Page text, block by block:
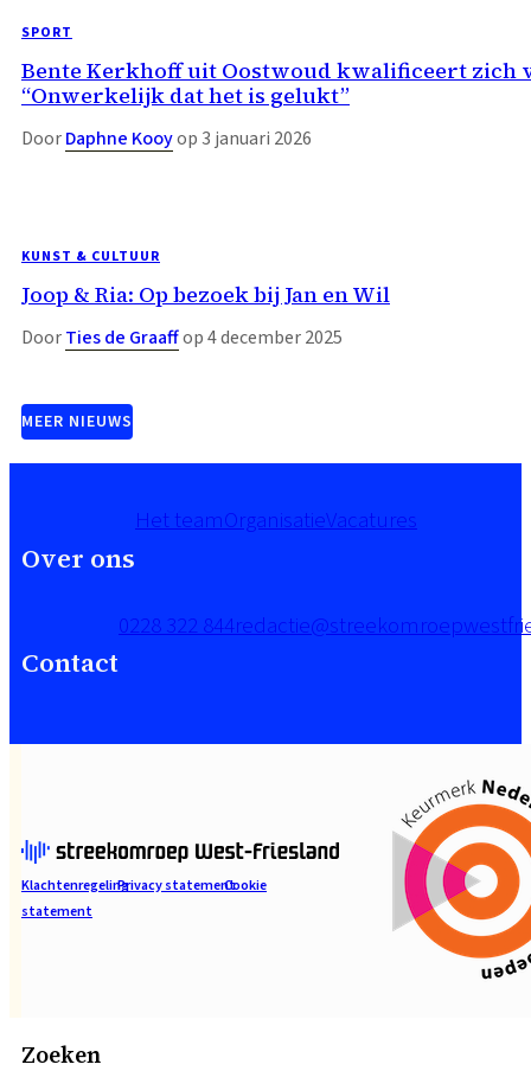
SPORT
Bente Kerkhoff uit Oostwoud kwalificeert zich
“Onwerkelijk dat het is gelukt”
DoorDaphne Kooyop 3 januari 2026
KUNST & CULTUUR
Joop & Ria: Op bezoek bij Jan en Wil
DoorTies de Graaffop 4 december 2025
MEER NIEUWS
Over ons
Het teamOrganisatieVacatures
Contact
0228 322 844
KlachtenregelingPrivacy statementCookie
statement
Zoeken